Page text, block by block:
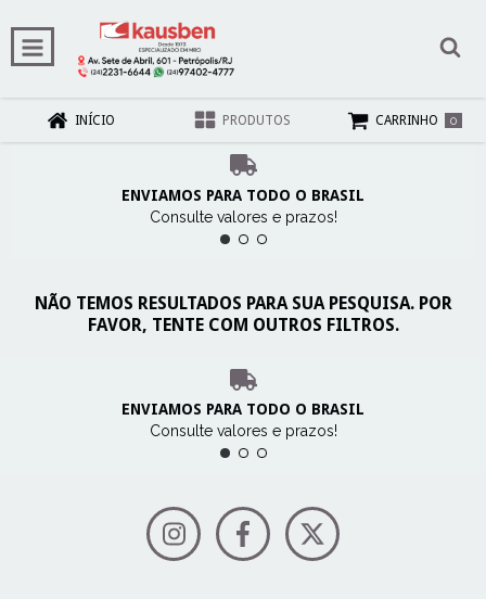
INÍCIO PRODUTOS CARRINHO 0
ENVIAMOS PARA TODO O BRASIL
Consulte valores e prazos!
NÃO TEMOS RESULTADOS PARA SUA PESQUISA. POR
FAVOR, TENTE COM OUTROS FILTROS.
ENVIAMOS PARA TODO O BRASIL
Consulte valores e prazos!